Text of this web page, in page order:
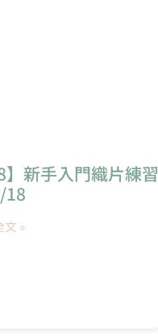
】新手入門織片練習
18
文 »